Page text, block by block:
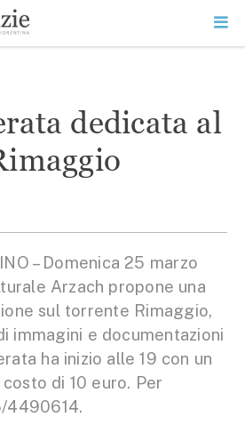
dedicata al
– Domenica 25 marzo
Arzach propone una
sul torrente Rimaggio,
immagini e documentazioni
ha inizio alle 19 con un
di 10 euro. Per
4490614.